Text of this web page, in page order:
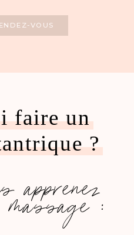
VOUS
faire un
?
apprenez
massage :